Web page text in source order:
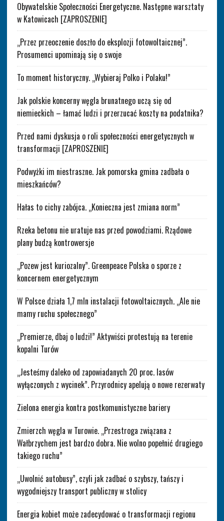
Obywatelskie Społeczności Energetyczne. Następne warsztaty
w Katowicach [ZAPROSZENIE]
„Przez przeoczenie doszło do eksplozji fotowoltaicznej”.
Prosumenci upominają się o swoje
To moment historyczny. „Wybieraj Polko i Polaku!”
Jak polskie koncerny węgla brunatnego uczą się od
niemieckich – łamać ludzi i przerzucać koszty na podatnika?
Przed nami dyskusja o roli społeczności energetycznych w
transformacji [ZAPROSZENIE]
Podwyżki im niestraszne. Jak pomorska gmina zadbała o
mieszkańców?
Hałas to cichy zabójca. „Konieczna jest zmiana norm”
Rzeka betonu nie uratuje nas przed powodziami. Rządowe
plany budzą kontrowersje
„Pozew jest kuriozalny”. Greenpeace Polska o sporze z
koncernem energetycznym
W Polsce działa 1,7 mln instalacji fotowoltaicznych. „Ale nie
mamy ruchu społecznego”
„Premierze, dbaj o ludzi!” Aktywiści protestują na terenie
kopalni Turów
„Jesteśmy daleko od zapowiadanych 20 proc. lasów
wyłączonych z wycinek”. Przyrodnicy apelują o nowe rezerwaty
Zielona energia kontra postkomunistyczne bariery
Zmierzch węgla w Turowie. „Przestroga związana z
Wałbrzychem jest bardzo dobra. Nie wolno popełnić drugiego
takiego ruchu”
„Uwolnić autobusy”, czyli jak zadbać o szybszy, tańszy i
wygodniejszy transport publiczny w stolicy
Energia kobiet może zadecydować o transformacji regionu